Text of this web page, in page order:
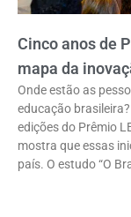
Cinco anos de
mapa da
Onde estão as
educação
edições do Prêmio
mostra que essas
país. O estudo “O